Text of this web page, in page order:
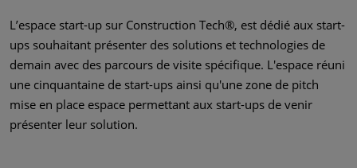
L’espace start-up sur Construction Tech®, est dédié aux start-
ups souhaitant présenter des solutions et technologies de
demain avec des parcours de visite spécifique. L'espace réuni
une cinquantaine de start-ups ainsi qu'une zone de pitch
mise en place espace permettant aux start-ups de venir
présenter leur solution.